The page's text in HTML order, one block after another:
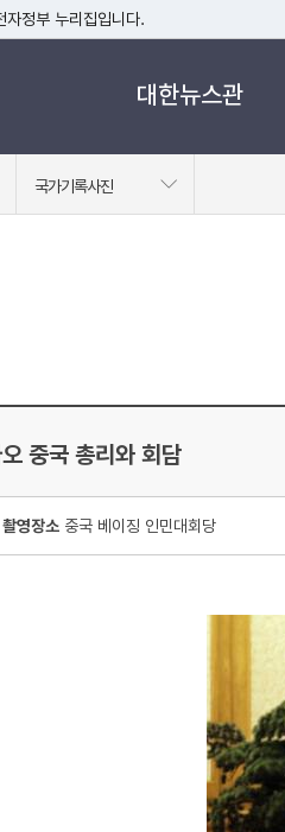
자정부 누리집입니다.
대한민국 정부기관이 관리하는 누리집입
대한뉴스관
국가기록사진
중국 총리와 회담
촬영장소 중국 베이징 인민대회당